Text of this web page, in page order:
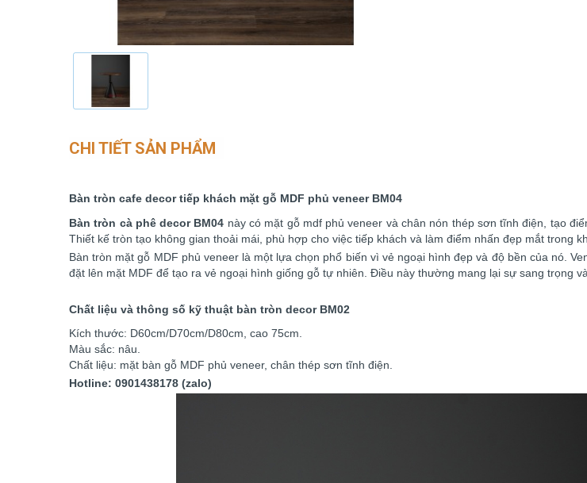
CHI TIẾT SẢN PHẨM
Bàn tròn cafe decor tiếp khách mặt gỗ MDF phủ veneer BM04
Bàn tròn cà phê decor BM04 này có mặt gỗ mdf phủ veneer và chân nón thép sơn tĩnh điện, tạo
Thiết kế tròn tạo không gian thoải mái, phù hợp cho việc tiếp khách và làm điểm nhấn đẹp mắt trong
Bàn tròn mặt gỗ MDF phủ veneer là một lựa chọn phổ biến vì vẻ ngoại hình đẹp và độ bền của nó.
đặt lên mặt MDF để tạo ra vẻ ngoại hình giống gỗ tự nhiên. Điều này thường mang lại sự sang trọng
Chất liệu và thông số kỹ thuật bàn tròn decor BM02
Kích thước: D60cm/D70cm/D80cm, cao 75cm.
Màu sắc: nâu.
Chất liệu: mặt bàn gỗ MDF phủ veneer, chân thép sơn tĩnh điện.
Hotline: 0901438178 (zalo)